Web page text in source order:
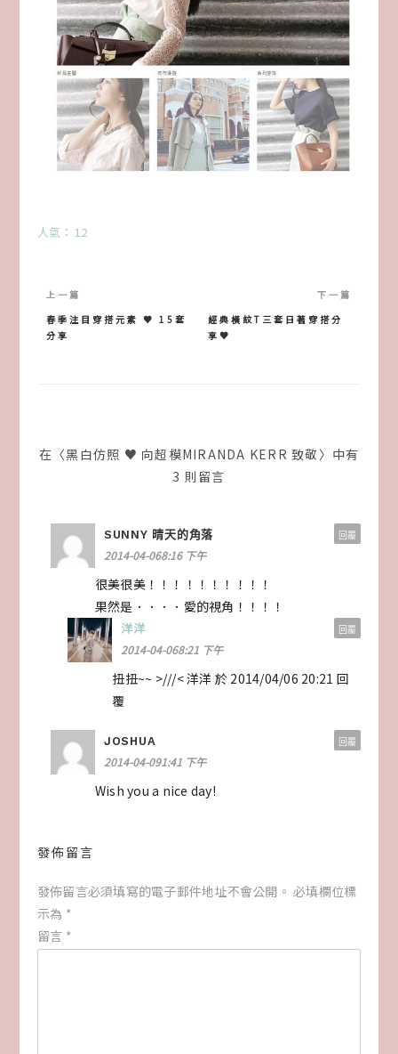
人氣： 12
文
章
春季注目穿搭元素 ♥ 15套
分享
經典橫紋T三套日著穿搭分
享♥
在〈黑白仿照 ♥ 向超模MIRANDA KERR 致敬〉中有
3 則留言
SUNNY 晴天的角落
2014-04-068:16 下午
很美很美！！！！！！！！！！
果然是．．．．愛的視角！！！！
回覆
洋洋
2014-04-068:21 下午
扭扭~~ >///< 洋洋 於 2014/04/06 20:21 回
覆
回覆
JOSHUA
2014-04-091:41 下午
Wish you a nice day!
回覆
發佈留言
發佈留言必須填寫的電子郵件地址不會公開。 必填欄位標
示為 *
留言 *